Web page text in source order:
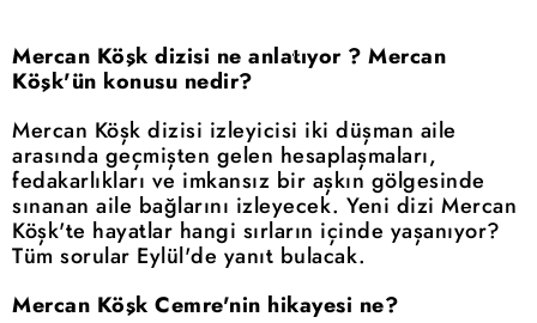
Mercan Köşk dizisi ne anlatıyor ? Mercan
Köşk'ün konusu nedir?
Mercan Köşk dizisi izleyicisi iki düşman aile
arasında geçmişten gelen hesaplaşmaları,
fedakarlıkları ve imkansız bir aşkın gölgesinde
sınanan aile bağlarını izleyecek. Yeni dizi Mercan
Köşk'te hayatlar hangi sırların içinde yaşanıyor?
Tüm sorular Eylül'de yanıt bulacak.
Mercan Köşk Cemre'nin hikayesi ne?